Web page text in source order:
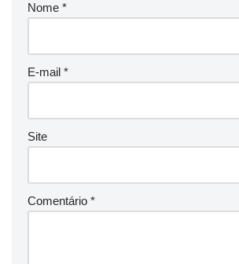
Nome *
E-mail *
Site
Comentário *